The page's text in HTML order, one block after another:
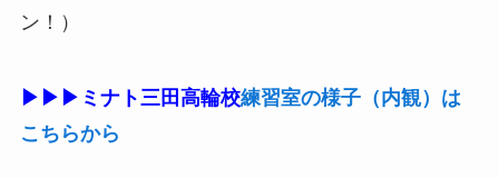
ン！）
▶▶▶ミナト三田高輪校練習室の様子（内観）は
こちらから